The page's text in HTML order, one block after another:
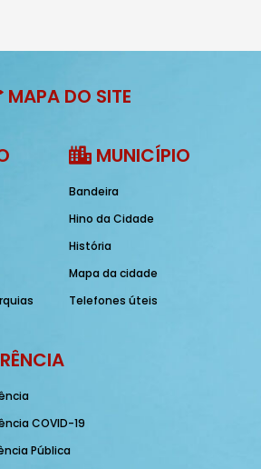
MAPA DO SITE
MUNICÍPIO
Bandeira
Hino da Cidade
História
Mapa da cidade
Telefones úteis
COVID-19
Pública